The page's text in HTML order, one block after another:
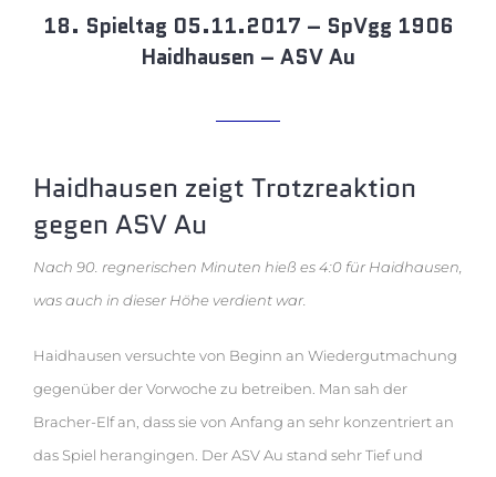
18. Spieltag 05.11.2017 – SpVgg 1906
Haidhausen – ASV Au
Haidhausen zeigt Trotzreaktion
gegen ASV Au
Nach 90. regnerischen Minuten hieß es 4:0 für Haidhausen,
was auch in dieser Höhe verdient war.
Haidhausen versuchte von Beginn an Wiedergutmachung
gegenüber der Vorwoche zu betreiben. Man sah der
Bracher-Elf an, dass sie von Anfang an sehr konzentriert an
das Spiel herangingen. Der ASV Au stand sehr Tief und